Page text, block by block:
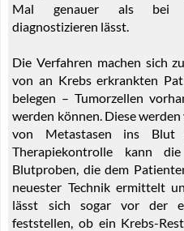
Mal genauer als bei
diagnostizieren lässt.
Die Verfahren machen sich
von an Krebs erkrankten
belegen – Tumorzellen
werden können. Diese
von Metastasen ins Blut
Therapiekontrolle kann
Blutproben, die dem
neuester Technik ermittelt
lässt sich sogar vor der
feststellen, ob ein Krebs-